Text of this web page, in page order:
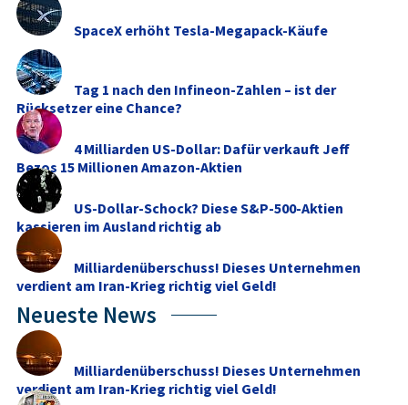
SpaceX erhöht Tesla-Megapack-Käufe
Tag 1 nach den Infineon-Zahlen – ist der
Rücksetzer eine Chance?
4 Milliarden US-Dollar: Dafür verkauft Jeff
Bezos 15 Millionen Amazon-Aktien
US-Dollar-Schock? Diese S&P-500-Aktien
kassieren im Ausland richtig ab
Milliardenüberschuss! Dieses Unternehmen
verdient am Iran-Krieg richtig viel Geld!
Neueste News
Milliardenüberschuss! Dieses Unternehmen
verdient am Iran-Krieg richtig viel Geld!